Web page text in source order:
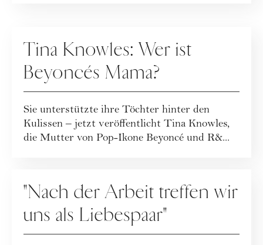
Tina Knowles: Wer ist
Beyoncés Mama?
Sie unterstützte ihre Töchter hinter den
Kulissen – jetzt veröffentlicht Tina Knowles,
die Mutter von Pop-Ikone Beyoncé und R&...
"Nach der Arbeit treffen wir
uns als Liebespaar"